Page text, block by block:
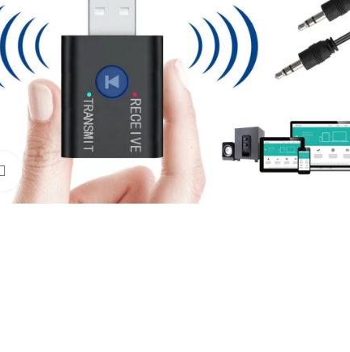
Cliquez pour agrandir